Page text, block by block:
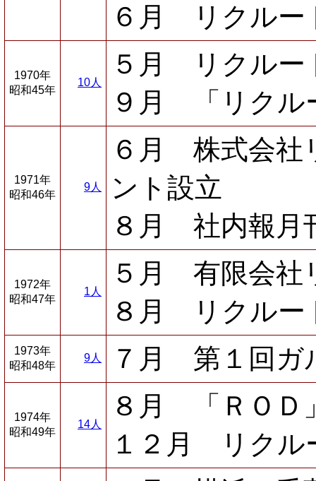
６月 リクルー
1970年
昭和45年
10人
５月 リクルー
９月 「リクル
1971年
昭和46年
9人
６月 株式会社
ント設立
８月 社内報月
1972年
昭和47年
1人
５月 有限会社
８月 リクルー
1973年
昭和48年
9人 ７月 第１回ガ
1974年
昭和49年
14人
８月 「ＲＯＤ
１２月 リクル